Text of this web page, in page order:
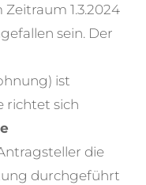
1.3.2024
sein. Der
ist
richtet sich
die
durchgeführt